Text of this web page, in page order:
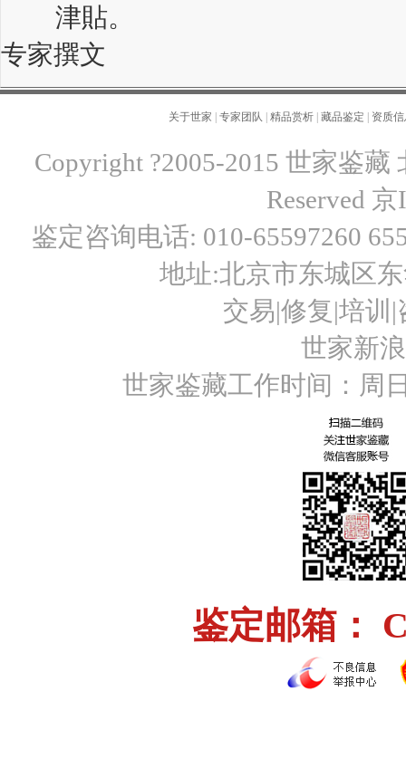
津貼。
专家撰文
关于世家 专家团队 精品赏析 藏品鉴定 资质
Copyright ?2005-2015 世家鉴
Reserved 京
鉴定咨询电话: 010-65597260
地址:北京市东城区
交易|修复|培训|
世家新
世家鉴藏工作时间：周
鉴定邮箱：